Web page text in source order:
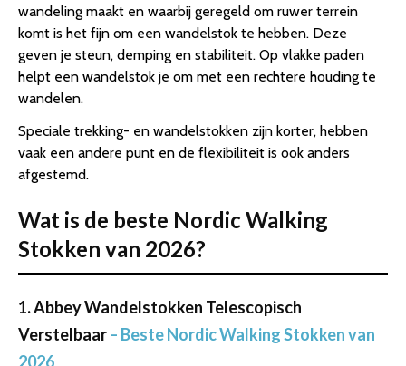
wandeling maakt en waarbij geregeld om ruwer terrein
komt is het fijn om een wandelstok te hebben. Deze
geven je steun, demping en stabiliteit. Op vlakke paden
helpt een wandelstok je om met een rechtere houding te
wandelen.
Speciale trekking- en wandelstokken zijn korter, hebben
vaak een andere punt en de flexibiliteit is ook anders
afgestemd.
Wat is de beste Nordic Walking
Stokken van 2026?
1. Abbey Wandelstokken Telescopisch
Verstelbaar– Beste Nordic Walking Stokken van
2026